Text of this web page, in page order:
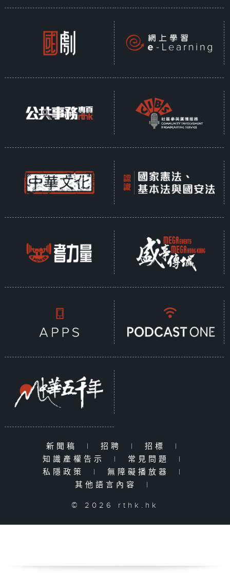
新聞稿 | 招聘 | 招標
|
知識產權告示
| 常見問題
|
私隱政策
| 無障礙播放器
|
其他語言內容
|
© 2026 rthk.hk